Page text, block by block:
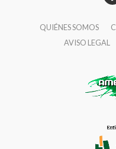
QUIÉNES SOMOS
AVISO LEGAL